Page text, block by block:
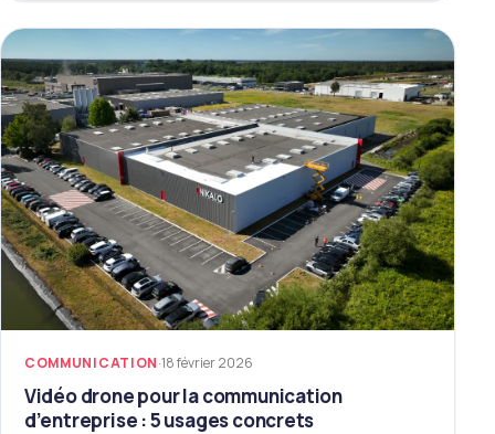
COMMUNICATION·18 février 2026
Vidéo drone pour la communication
d’entreprise : 5 usages concrets